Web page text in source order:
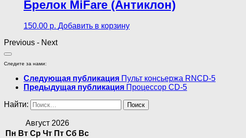
Брелок MiFare (Антиклон)
150.00 р. Добавить в корзину
Previous - Next
Следите за нами:
Следующая публикация Пульт консьержа RNCD-5
Предыдущая публикация Процессор CD-5
Найти:
Август 2026
Пн Вт Ср Чт Пт Сб Вс